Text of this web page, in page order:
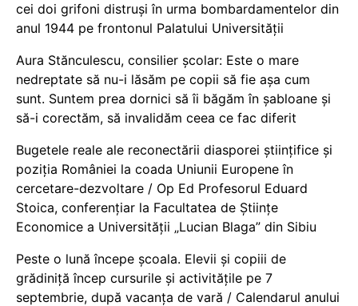
cei doi grifoni distruși în urma bombardamentelor din
anul 1944 pe frontonul Palatului Universității
Aura Stănculescu, consilier școlar: Este o mare
nedreptate să nu-i lăsăm pe copii să fie așa cum
sunt. Suntem prea dornici să îi băgăm în șabloane și
să-i corectăm, să invalidăm ceea ce fac diferit
Bugetele reale ale reconectării diasporei științifice și
poziția României la coada Uniunii Europene în
cercetare-dezvoltare / Op Ed Profesorul Eduard
Stoica, conferențiar la Facultatea de Științe
Economice a Universității „Lucian Blaga” din Sibiu
Peste o lună începe școala. Elevii și copiii de
grădiniță încep cursurile și activitățile pe 7
septembrie, după vacanța de vară / Calendarul anului